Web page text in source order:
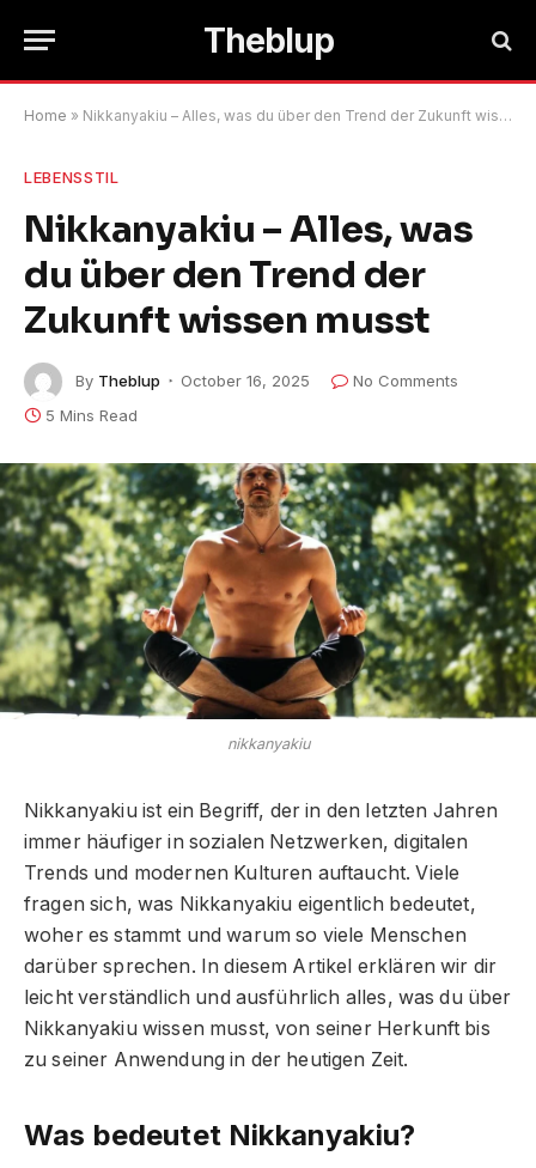
Theblup
Home » Nikkanyakiu – Alles, was du über den Trend der Zukunft wissen musst
LEBENSSTIL
Nikkanyakiu – Alles, was
du über den Trend der
Zukunft wissen musst
By Theblup October 16, 2025
No Comments
5 Mins Read
nikkanyakiu
Nikkanyakiu ist ein Begriff, der in den letzten Jahren
immer häufiger in sozialen Netzwerken, digitalen
Trends und modernen Kulturen auftaucht. Viele
fragen sich, was Nikkanyakiu eigentlich bedeutet,
woher es stammt und warum so viele Menschen
darüber sprechen. In diesem Artikel erklären wir dir
leicht verständlich und ausführlich alles, was du über
Nikkanyakiu wissen musst, von seiner Herkunft bis
zu seiner Anwendung in der heutigen Zeit.
Was bedeutet Nikkanyakiu?